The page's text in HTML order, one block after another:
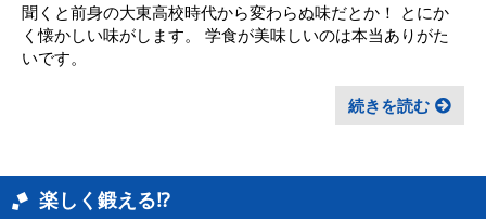
聞くと前身の大東高校時代から変わらぬ味だとか！ とにか
く懐かしい味がします。 学食が美味しいのは本当ありがた
いです。
続きを読む
楽しく鍛える⁉